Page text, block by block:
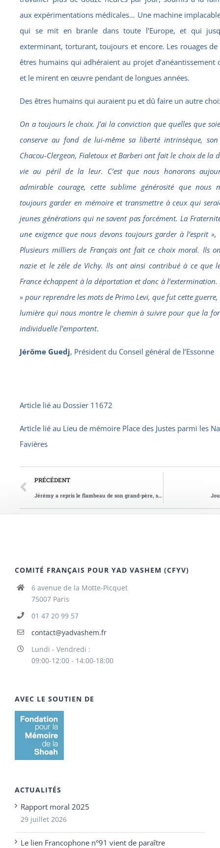
aux expérimentations médicales… Une machine
qui se mit en branle dans toute l’Europe, et qui
exterminant, torturant, toujours et encore. Les rouages
êtres humains qui adhéraient au projet d’anéantissement
et le mirent en œuvre pendant de longues années.
Des êtres humains qui auraient pu et dû faire un autre
On a toujours le choix. J’ai la conviction que quelles que
conserve au fond de lui-même sa liberté intrinsèque,
Chacou-Clergeon, Fialetoux et Barberi ont fait le choix de la
vie au péril de la leur. C’est que nous honorons
admirable courage, cette sublime générosité que nous
toujours garder en mémoire et transmettre à ceux qui
jeunes générations qui ne savent pas forcément. La
une exigence que nous devons toujours garder à l’esprit »,
Plusieurs milliers de Français ont fait ce choix moral. Ils
nazie et le zèle de Vichy. Ils ont ainsi contribué à ce que
France échappent à la déportation et donc à l’extermination.
» pour reprendre les mots de Primo Levi, que fut cette
lumière qui nous montre le chemin à suivre pour que la
individuelle l’emportent.
Jérôme Guedj, Président du Conseil général de l’Essonne
Article lié au Dossier 11672
Article lié au Lieu de mémoire Place des Justes parmi les
Favières
PRÉCÉDENT
Jérémy a repris le flambeau de son grand-père, survivant de la Shoah
COMITÉ FRANÇAIS POUR YAD VASHEM (CFYV)
6 avenue de la Motte-Picquet
75007 Paris
01 47 20 99 57
contact@yadvashem.fr
Lundi - Vendredi :
09:00-12:00 - 14:00-18:00
AVEC LE SOUTIEN DE
ACTUALITÉS
Rapport moral 2025
29 juillet 2026
Le lien Francophone n°91 vient de paraître